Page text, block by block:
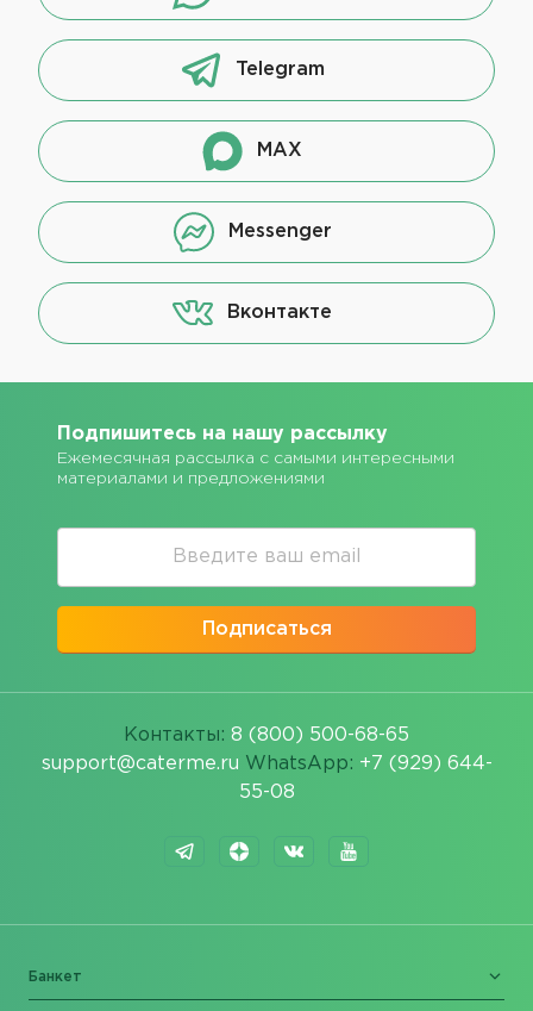
Telegram
MAX
Messenger
Вконтакте
Подпишитесь на нашу рассылку
Ежемесячная рассылка с самыми интересными
материалами и предложениями
Подписаться
Контакты: 8 (800) 500-68-65
support@caterme.ru WhatsApp: +7 (929) 644-
55-08
Банкет